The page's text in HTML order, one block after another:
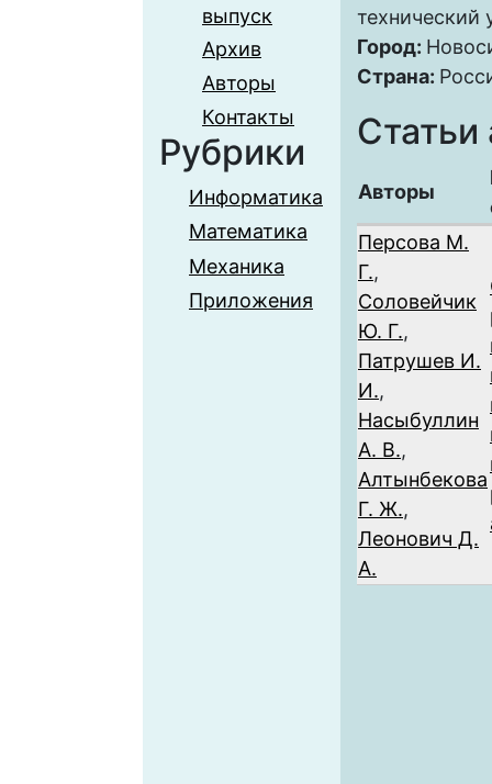
выпуск
Архив
Авторы
Контакты
Рубрики
Информатика
Математика
Механика
Приложения
технический
Город:
Страна:
Статьи
Авторы
Персова М.
Г.,
Соловейчик
Ю. Г.,
Патрушев И.
И.,
Насыбуллин
А. В.,
Алтынбекова
Г. Ж.,
Леонович Д.
А.